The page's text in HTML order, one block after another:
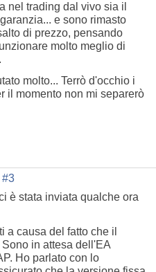
nel trading dal vivo sia il
e sono rimasto
di prezzo, pensando
molto meglio di
molto... Terrò d'occhio i
il momento non mi separerò
#3
è stata inviata qualche ora
a causa del fatto che il
in attesa dell'EA
Ho parlato con lo